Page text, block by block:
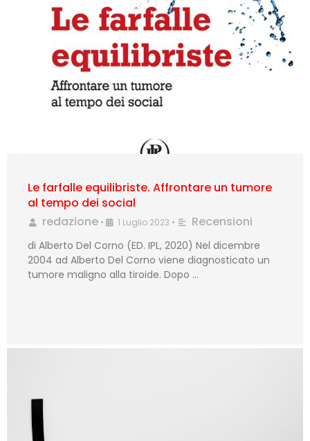
Le farfalle equilibriste. Affrontare un tumore
al tempo dei social
redazione • 1 Luglio 2023 • Recensioni
di Alberto Del Corno (ED. IPL, 2020) Nel dicembre
2004 ad Alberto Del Corno viene diagnosticato un
tumore maligno alla tiroide. Dopo …